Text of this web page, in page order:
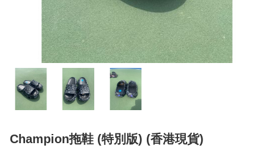
Champion拖鞋 (特別版) (香港現貨)